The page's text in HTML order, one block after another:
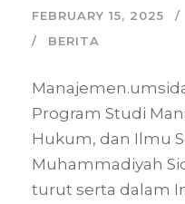
FEBRUARY 15, 2025
BERITA
Program Studi
Hukum, dan Ilmu
Muhammadiyah
turut serta dalam